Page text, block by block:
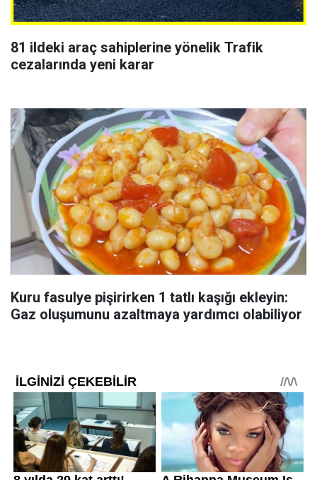
81 ildeki araç sahiplerine yönelik Trafik
cezalarında yeni karar
Kuru fasulye pişirirken 1 tatlı kaşığı ekleyin:
Gaz oluşumunu azaltmaya yardımcı olabiliyor